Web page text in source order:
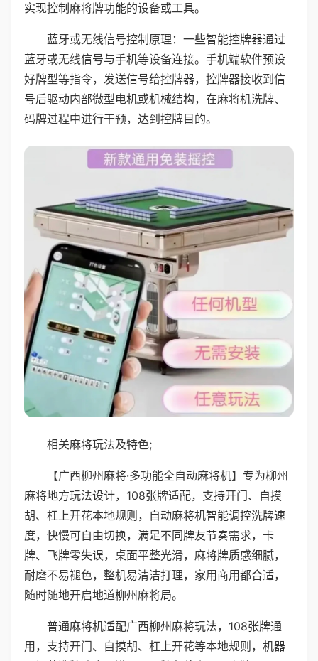
实现控制麻将牌功能的设备或工具。
蓝牙或无线信号控制原理：一些智能控牌器通过
蓝牙或无线信号与手机等设备连接。手机端软件预设
好牌型等指令，发送信号给控牌器，控牌器接收到信
号后驱动内部微型电机或机械结构，在麻将机洗牌、
码牌过程中进行干预，达到控牌目的。
相关麻将玩法及特色;
【广西柳州麻将·多功能全自动麻将机】专为柳州
麻将地方玩法设计，108张牌适配，支持开门、自摸
胡、杠上开花本地规则，自动麻将机智能调控洗牌速
度，快慢可自由切换，满足不同牌友节奏需求，卡
牌、飞牌零失误，桌面平整光滑，麻将牌质感细腻，
耐磨不易褪色，整机易清洁打理，家用商用都合适，
随时随地开启地道柳州麻将局。
普通麻将机适配广西柳州麻将玩法，108张牌通
用，支持开门、自摸胡、杠上开花等本地规则，机器